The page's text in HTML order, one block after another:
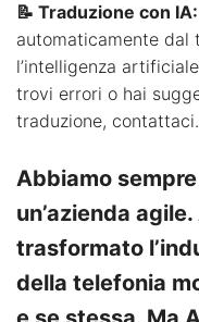
📝 Traduzione con IA:
automaticamente dal
l’intelligenza
trovi errori o hai
traduzione, contattaci.
Abbiamo
un’azienda
trasformato
della telefonia